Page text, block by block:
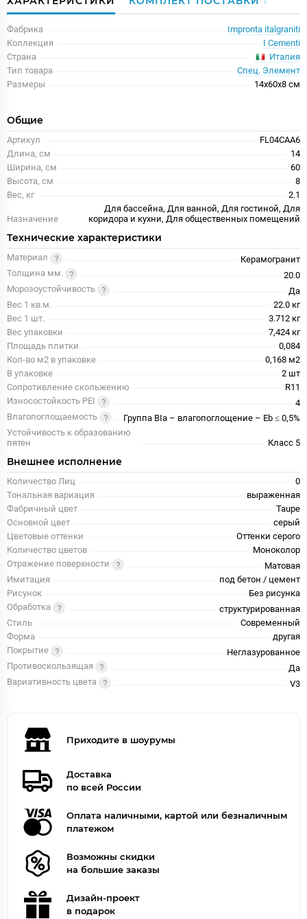
Фабрика
Impronta italgraniti
Коллекция
I Cementi
Страна
Италия
Тип товара
Спец. Элемент
Размеры
14x60x8 см
Общие
Артикул
FL04CAA6
Длина, см
14
Ширина, см
60
Высота, см
8
Вес, кг
2.1
Назначение
Для бассейна, Для ванной, Для гостиной, Для
коридора и кухни, Для общественных помещений
Технические характеристики
Материал
Керамогранит
Толщина мм.
20.0
Морозоустойчивость
Да
Вес 1 кв.м.
22.0 кг
Вес 1 шт.
3.712 кг
Вес упаковки
7,424 кг
Площадь плитки
0,084
Кол-во м2 в упаковке
0,168 м2
В упаковке
2 шт
Сопротивление скольжению
R11
Износостойкость PEI
4
Влагопоглощаемость
Группа BIa – влагопоглощение – Eb ≤ 0,5%
Устойчивость к образованию
пятен
Класс 5
Внешнее исполнение
Количество Лиц
0
Тональная вариация
выраженная
Фабричный цвет
Taupe
Основной цвет
серый
Цветовые оттенки
Оттенки серого
Количество цветов
Моноколор
Отражение поверхности
Матовая
Имитация
под бетон / цемент
Рисунок
Без рисунка
Обработка
структурированная
Стиль
Современный
Форма
другая
Покрытие
Неглазурованное
Противоскользящая
Да
Вариативность цвета
V3
Приходите в шоурумы
Доставка
по всей России
Оплата наличными, картой или безналичным
платежом
Возможны скидки
на большие заказы
Дизайн-проект
в подарок